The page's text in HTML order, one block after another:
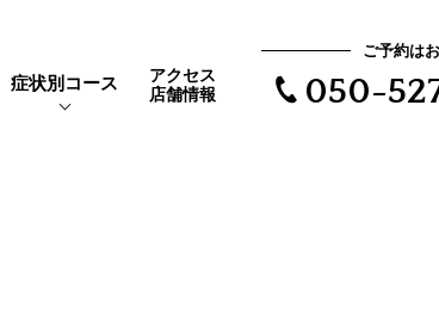
症状別コース
アクセス
店舗情報
ご予約は
050-